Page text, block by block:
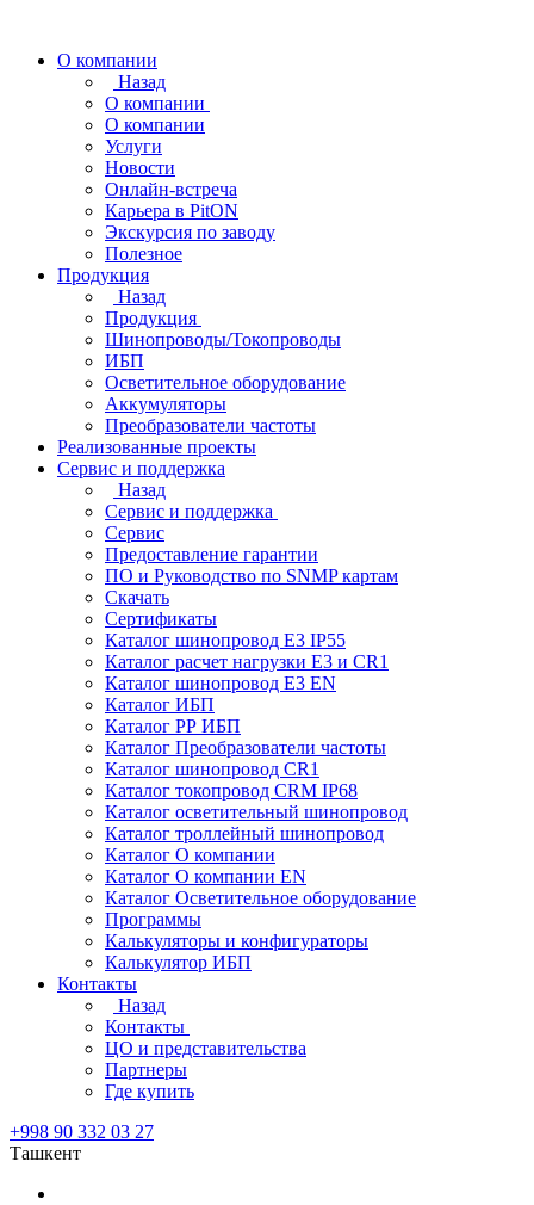
О компании
Назад
О компании
О компании
Услуги
Новости
Онлайн-встреча
Карьера в PitON
Экскурсия по заводу
Полезное
Продукция
Назад
Продукция
Шинопроводы/Токопроводы
ИБП
Осветительное оборудование
Аккумуляторы
Преобразователи частоты
Реализованные проекты
Сервис и поддержка
Назад
Сервис и поддержка
Сервис
Предоставление гарантии
ПО и Руководство по SNMP картам
Скачать
Сертификаты
Каталог шинопровод E3 IP55
Каталог расчет нагрузки Е3 и CR1
Каталог шинопровод E3 EN
Каталог ИБП
Каталог РР ИБП
Каталог Преобразователи частоты
Каталог шинопровод CR1
Каталог токопровод CRM IP68
Каталог осветительный шинопровод
Каталог троллейный шинопровод
Каталог О компании
Каталог О компании EN
Каталог Осветительное оборудование
Программы
Калькуляторы и конфигураторы
Калькулятор ИБП
Контакты
Назад
Контакты
ЦО и представительства
Партнеры
Где купить
+998 90 332 03 27
Ташкент